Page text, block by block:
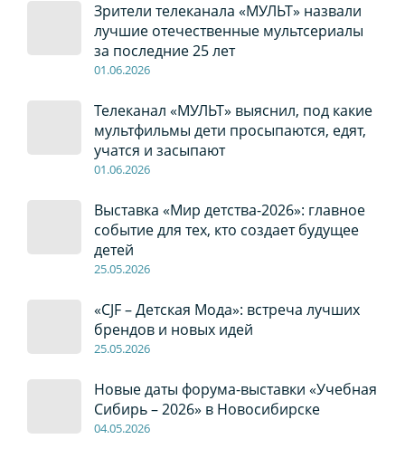
Зрители телеканала «МУЛЬТ» назвали
лучшие отечественные мультсериалы
за последние 25 лет
01.06.2026
Телеканал «МУЛЬТ» выяснил, под какие
мультфильмы дети просыпаются, едят,
учатся и засыпают
01.06.2026
Выставка «Мир детства-2026»: главное
событие для тех, кто создает будущее
детей
25.05.2026
«CJF – Детская Мода»: встреча лучших
брендов и новых идей
25.05.2026
Новые даты форума-выставки «Учебная
Сибирь – 2026» в Новосибирске
04.05.2026